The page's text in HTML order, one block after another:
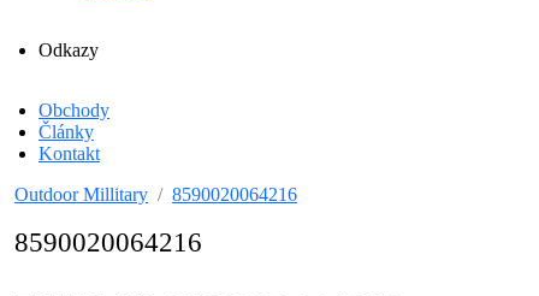
Odkazy
Obchody
Články
Kontakt
Outdoor Millitary
8590020064216
8590020064216